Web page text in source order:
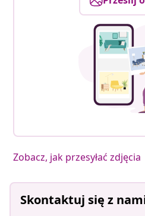
Zobacz, jak przesyłać zdjęcia
Skontaktuj się z